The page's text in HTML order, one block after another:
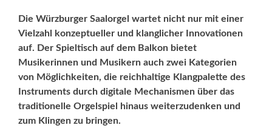
Die Würzburger Saalorgel wartet nicht nur mit einer
Vielzahl konzeptueller und klang­licher Innovationen
auf. Der Spieltisch auf dem Balkon bietet
Musikerinnen und Musikern auch zwei Kategorien
von Möglichkeiten, die reichhaltige Klangpalette des
Instruments durch digitale Mechanismen über das
traditionelle Orgelspiel hinaus weiterzudenken und
zum Klingen zu bringen.